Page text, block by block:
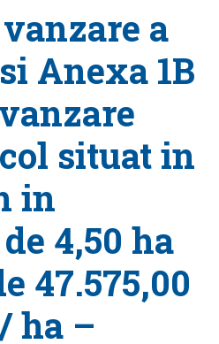
a
Anexa 1B
situat in
in
4,50 ha
47.575,00
ha –